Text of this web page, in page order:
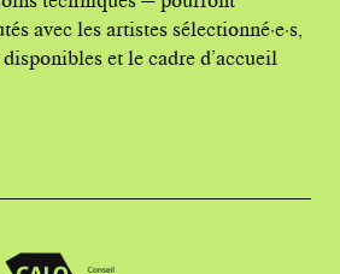
avec les artistes sélectionné·e·s,
et le cadre d’accueil